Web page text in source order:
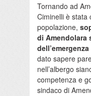
Tornando ad
Ciminelli è stata
popolazione,
di Amendolara
dato sapere
nell’albergo
competenza e
sindaco di